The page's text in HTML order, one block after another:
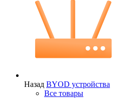
Назад BYOD устройства
Все товары